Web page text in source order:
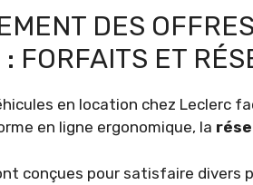
DES
FORFAITS ET
en location chez Leclerc
en ligne ergonomique, la
conçues pour satisfaire divers